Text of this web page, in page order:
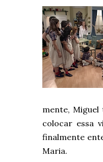
mente, Miguel
colocar essa
finalmente
Maria.